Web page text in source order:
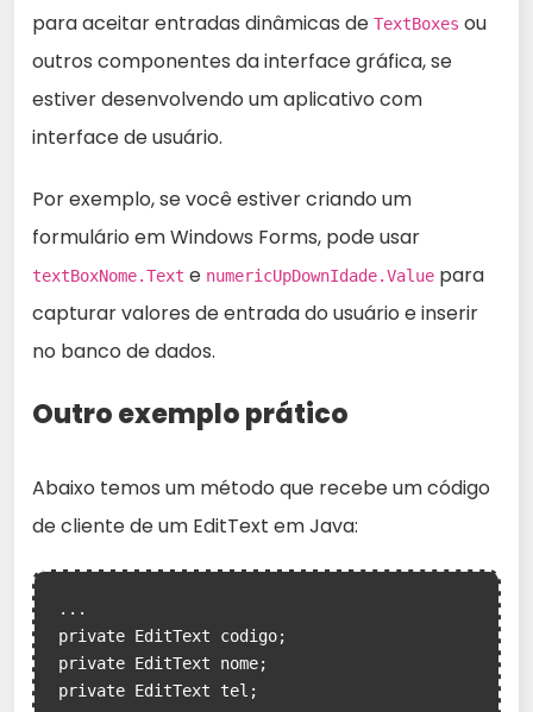
para aceitar entradas dinâmicas de TextBoxes ou
outros componentes da interface gráfica, se
estiver desenvolvendo um aplicativo com
interface de usuário.
Por exemplo, se você estiver criando um
formulário em Windows Forms, pode usar
textBoxNome.Text e numericUpDownIdade.Value para
capturar valores de entrada do usuário e inserir
no banco de dados.
Outro exemplo prático
Abaixo temos um método que recebe um código
de cliente de um EditText em Java:
...
private EditText codigo;
private EditText nome;
private EditText tel;